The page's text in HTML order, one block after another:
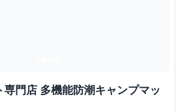
専門店 多機能防潮キャンプマッ